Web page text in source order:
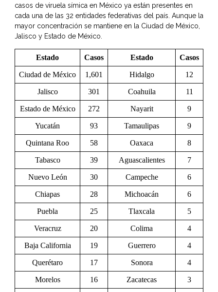
casos de viruela símica en México ya están presentes en
cada una de las 32 entidades federativas del país. Aunque la
mayor concentración se mantiene en la Ciudad de México,
Jalisco y Estado de México.
Estado Casos Estado Casos
Ciudad de México 1,601 Hidalgo 12
Jalisco 301 Coahuila 11
Estado de México 272 Nayarit 9
Yucatán 93 Tamaulipas 9
Quintana Roo 58 Oaxaca 8
Tabasco 39 Aguascalientes 7
Nuevo León 30 Campeche 6
Chiapas 28 Michoacán 6
Puebla 25 Tlaxcala 5
Veracruz 20 Colima 4
Baja California 19 Guerrero 4
Querétaro 17 Sonora 4
Morelos 16 Zacatecas 3